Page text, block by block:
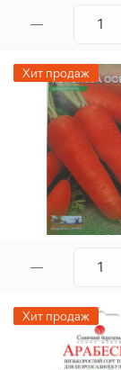
Хит продаж
Хит продаж